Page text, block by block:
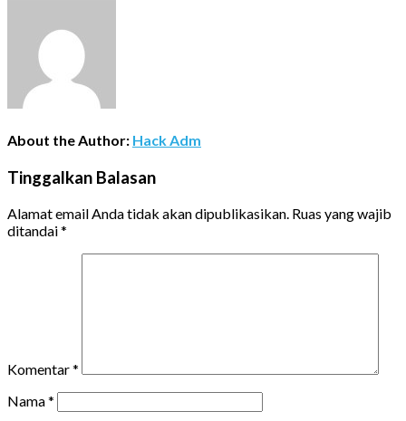
About the Author: Hack Adm
Tinggalkan Balasan
Alamat email Anda tidak akan dipublikasikan. Ruas yang wajib
ditandai*
Komentar*
Nama*